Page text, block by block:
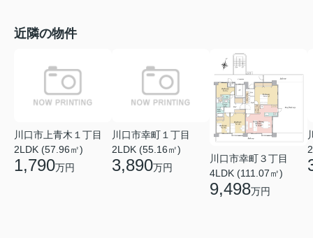
近隣の物件
川口市上青木１丁目
2LDK (57.96㎡)
1,790万円
川口市幸町１丁目
2LDK (55.16㎡)
3,890万円
川口市幸町３丁目
4LDK (111.07㎡)
9,498万円